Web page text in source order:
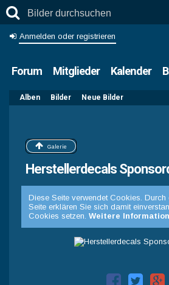
Anmelden oder registrieren
Forum Mitglieder Kalender
Alben Bilder Neue Bilder
Galerie
Herstellerdecals
Diese Seite verwendet Cookies. Durch
Seite erklären Sie sich damit
Cookies setzen. Weitere